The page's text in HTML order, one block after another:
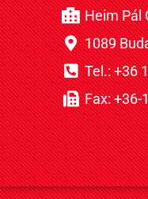
Heim Pál
1089
Tel.: +36
Fax: +36-